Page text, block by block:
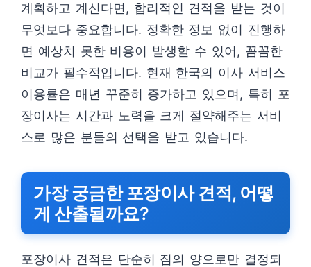
계획하고 계신다면, 합리적인 견적을 받는 것이
무엇보다 중요합니다. 정확한 정보 없이 진행하
면 예상치 못한 비용이 발생할 수 있어, 꼼꼼한
비교가 필수적입니다. 현재 한국의 이사 서비스
이용률은 매년 꾸준히 증가하고 있으며, 특히 포
장이사는 시간과 노력을 크게 절약해주는 서비
스로 많은 분들의 선택을 받고 있습니다.
가장 궁금한 포장이사 견적, 어떻
게 산출될까요?
포장이사 견적은 단순히 짐의 양으로만 결정되